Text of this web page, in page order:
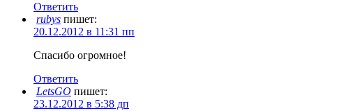
Ответить
rubys пишет:
20.12.2012 в 11:31 пп
Спасибо огромное!
Ответить
LetsGO пишет:
23.12.2012 в 5:38 дп